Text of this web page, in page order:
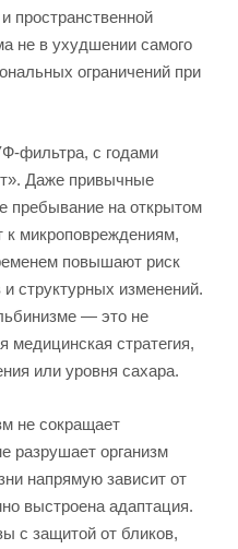
пространственной
не в ухудшении самого
ограничений при
фильтра, с годами
Даже привычные
пребывание на открытом
к микроповреждениям,
повышают риск
структурных изменений.
— это не
медицинская стратегия,
или уровня сахара.
не сокращает
разрушает организм
напрямую зависит от
выстроена адаптация.
с защитой от бликов,